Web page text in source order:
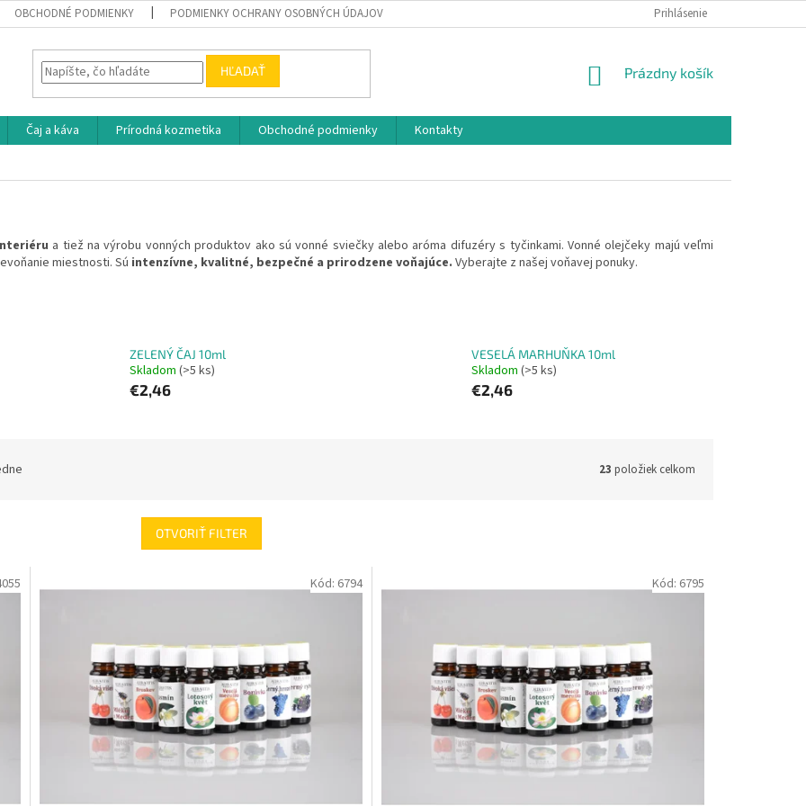
OBCHODNÉ PODMIENKY PODMIENKY OCHRANY OSOBNÝCH ÚDAJOV Prihlásenie
HĽADAŤ
NÁKUPNÝ
Prázdny košík
Čaj a káva Prírodná kozmetika Obchodné podmienky
Kontakty
a tiež na výrobu vonných produktov ako sú vonné sviečky alebo aróma difuzéry s tyčinkami. Vonné olejčeky majú veľmi
miestnosti. Sú intenzívne, kvalitné, bezpečné a prirodzene voňajúce. Vyberajte z našej voňavej ponuky.
ZELENÝ ČAJ 10ml
Skladom(>5 ks)
€2,46
VESELÁ MARHUŇKA 10ml
Skladom (>5 ks)
€2,46
23 položiek celkom
OTVORIŤ FILTER
Kód: 6794 Kód: 6795